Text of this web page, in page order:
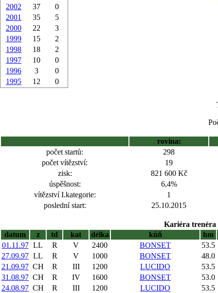
2002
37
0
2001
35
5
2000
22
3
1999
15
2
1998
18
2
1997
10
0
1996
3
0
1995
12 0
rovina:
počet startů:
298
počet vítězství:
19
zisk:
821 600 Kč
úspěšnost:
6,4%
vítězství I.kategorie:
1
poslední start:
25.10.2015
Kariéra trenéra
datum
z td kat délka kůň
hm
01.11.97 LL R V 2400 BONSET
53.5
27.09.97 LL R V 1000 BONSET
48.0
21.09.97 CH R III 1200 LUCIDO
53.5
31.08.97 CH R IV 1600 BONSET
53.0
24.08.97 CH R III 1200 LUCIDO
53.5